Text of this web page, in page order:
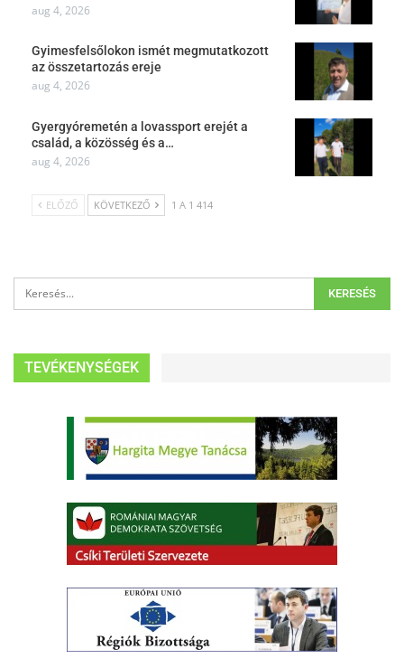
aug 4, 2026
Gyimesfelsőlokon ismét megmutatkozott
az összetartozás ereje
aug 4, 2026
Gyergyóremetén a lovassport erejét a
család, a közösség és a…
aug 4, 2026
ELŐZŐ KÖVETKEZŐ 1 A 1 414
TEVÉKENYSÉGEK